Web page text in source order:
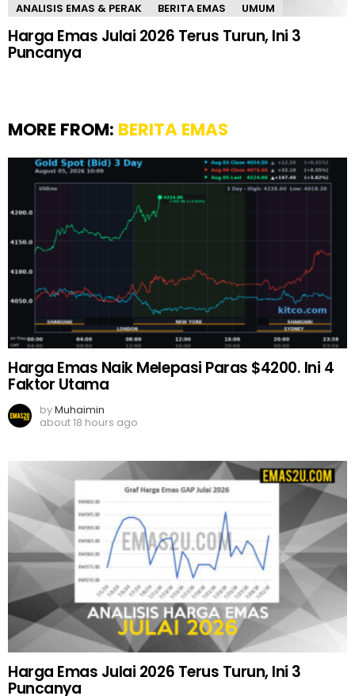
ANALISIS EMAS & PERAK BERITA EMAS UMUM
Harga Emas Julai 2026 Terus Turun, Ini 3
Puncanya
MORE FROM: BERITA EMAS
Harga Emas Naik Melepasi Paras $4200. Ini 4
Faktor Utama
byMuhaimin
about 18 hours ago
Harga Emas Julai 2026 Terus Turun, Ini 3
Puncanya